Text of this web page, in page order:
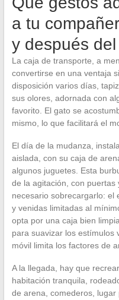
a tu
y después
La caja de transporte, a
convertirse en una ventaja
disposición varios días,
sus olores, adornada con
favorito. El gato se
mismo, lo que facilitará el
El día de la mudanza,
aislada, con su caja de
algunos juguetes. Esta
de la agitación, con
necesario sobrecargarlo: el
y venidas limitadas al
opta por una caja bien
para suavizar los estímulos
móvil limita los factores de
A la llegada, hay que
habitación tranquila,
de arena, comederos, lugar